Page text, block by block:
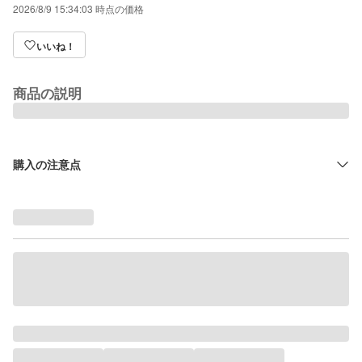
2026/8/9 15:34:03 時点の価格
いいね！
商品の説明
購入の注意点